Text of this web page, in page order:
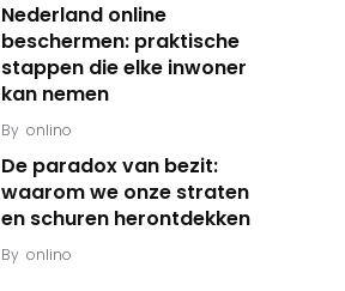
Nederland online
beschermen: praktische
stappen die elke inwoner
kan nemen
By onlino
De paradox van bezit:
waarom we onze straten
en schuren herontdekken
By onlino